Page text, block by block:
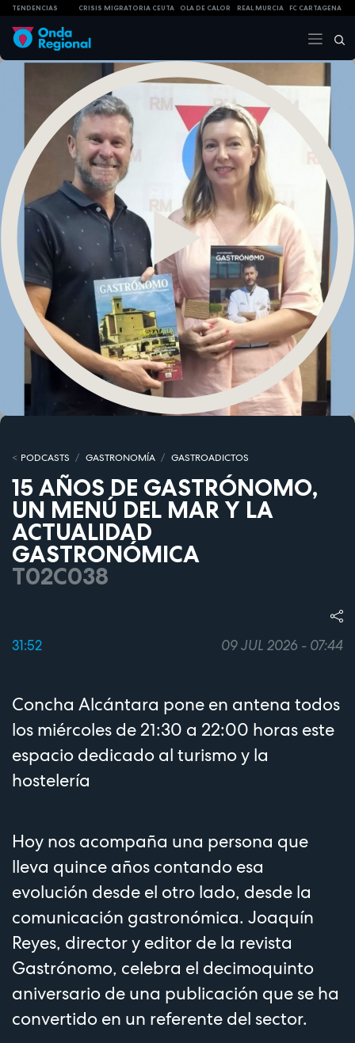
TENDENCIAS CRISIS MIGRATORIA CEUTA OLA DE CALOR REAL MURCIA FC CARTAGENA
PODCASTS GASTRONOMÍA GASTROADICTOS
15 AÑOS DE GASTRÓNOMO,
UN MENÚ DEL MAR Y LA
ACTUALIDAD
GASTRONÓMICA
T02C038
31:52 09 JUL 2026 - 07:44
Concha Alcántara pone en antena todos
los miércoles de 21:30 a 22:00 horas este
espacio dedicado al turismo y la
hostelería
Hoy nos acompaña una persona que
lleva quince años contando esa
evolución desde el otro lado, desde la
comunicación gastronómica. Joaquín
Reyes, director y editor de la revista
Gastrónomo, celebra el decimoquinto
aniversario de una publicación que se ha
convertido en un referente del sector.